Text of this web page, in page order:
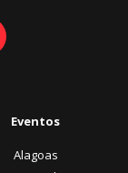
Eventos
Alagoas